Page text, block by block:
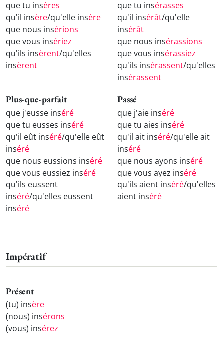
que tu insères
qu'il insère/qu'elle insère
que nous insérions
que vous insériez
qu'ils insèrent/qu'elles
insèrent
que tu insérasses
qu'il insérât/qu'elle
insérât
que nous insérassions
que vous insérassiez
qu'ils insérassent/qu'elles
insérassent
Plus-que-parfait
que j'eusse inséré
que tu eusses inséré
qu'il eût inséré/qu'elle eût
inséré
que nous eussions inséré
que vous eussiez inséré
qu'ils eussent
inséré/qu'elles eussent
inséré
Passé
que j'aie inséré
que tu aies inséré
qu'il ait inséré/qu'elle ait
inséré
que nous ayons inséré
que vous ayez inséré
qu'ils aient inséré/qu'elles
aient inséré
Impératif
Présent
(tu) insère
(nous) insérons
(vous) insérez